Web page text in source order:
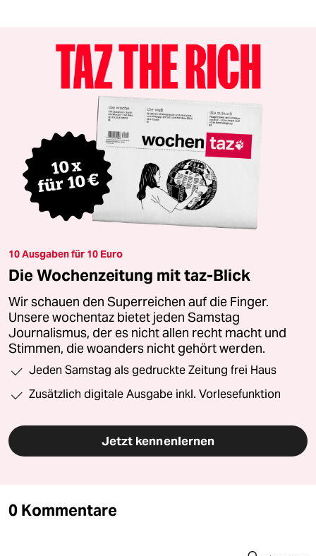
10 Ausgaben für 10 Euro
Die Wochenzeitung mit taz-Blick
Wir schauen den Superreichen auf die Finger.
Unsere wochentaz bietet jeden Samstag
Journalismus, der es nicht allen recht macht und
Stimmen, die woanders nicht gehört werden.
Jeden Samstag als gedruckte Zeitung frei Haus
Zusätzlich digitale Ausgabe inkl. Vorlesefunktion
Jetzt kennenlernen
0 Kommentare